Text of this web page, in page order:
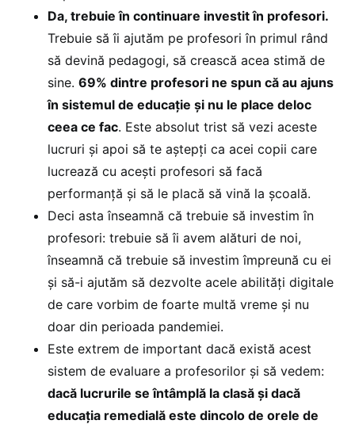
Da, trebuie în continuare investit în profesori.
Trebuie să îi ajutăm pe profesori în primul rând
să devină pedagogi, să crească acea stimă de
sine. 69% dintre profesori ne spun că au ajuns
în sistemul de educație și nu le place deloc
ceea ce fac. Este absolut trist să vezi aceste
lucruri și apoi să te aștepți ca acei copii care
lucrează cu acești profesori să facă
performanță și să le placă să vină la școală.
Deci asta înseamnă că trebuie să investim în
profesori: trebuie să îi avem alături de noi,
înseamnă că trebuie să investim împreună cu ei
și să-i ajutăm să dezvolte acele abilități digitale
de care vorbim de foarte multă vreme și nu
doar din perioada pandemiei.
Este extrem de important dacă există acest
sistem de evaluare a profesorilor și să vedem:
dacă lucrurile se întâmplă la clasă și dacă
educația remedială este dincolo de orele de